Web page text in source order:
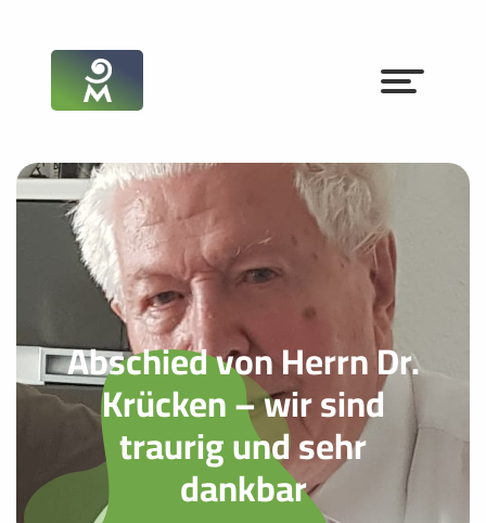
Abschied von Herrn Dr.
Krücken – wir sind
traurig und sehr
dankbar